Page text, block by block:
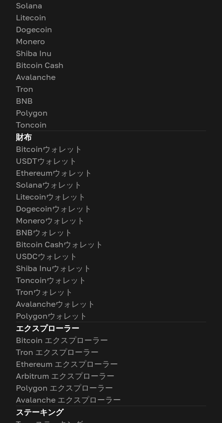
Solana
Litecoin
Dogecoin
Monero
Shiba Inu
Bitcoin Cash
Avalanche
Tron
BNB
Polygon
Toncoin
財布
Bitcoinウォレット
USDTウォレット
Ethereumウォレット
Solanaウォレット
Litecoinウォレット
Dogecoinウォレット
Moneroウォレット
BNBウォレット
Bitcoin Cashウォレット
USDCウォレット
Shiba Inuウォレット
Toncoinウォレット
Tronウォレット
Avalancheウォレット
Polygonウォレット
エクスプローラー
Bitcoin エクスプローラー
Tron エクスプローラー
Ethereum エクスプローラー
Arbitrum エクスプローラー
Polygon エクスプローラー
Avalanche エクスプローラー
ステーキング